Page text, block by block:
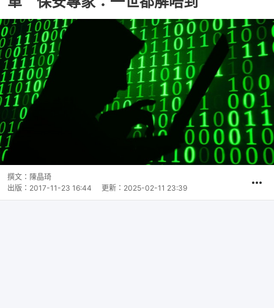
撰文： 陳晶琦
出版： 2017-11-23 16:44 更新： 2025-02-11 23:39